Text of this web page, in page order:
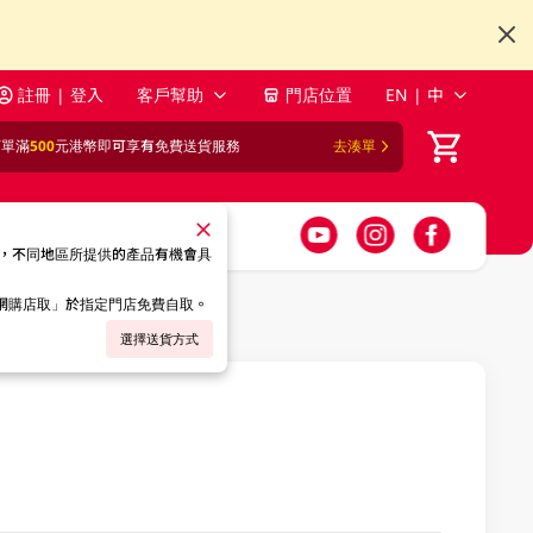
註冊 | 登入 客戶幫助 門店位置 EN | 中
滿500元港幣即可享有免費送貨服務 去湊單
不同地區所提供的產品有機會具
店取」於指定門店免費自取。
選擇送貨方式